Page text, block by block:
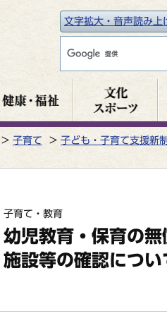
文字拡大・音声読み上
子育て 子ども・子育て支援新
子育て・教育
幼児教育・保育の
施設等の確認につい